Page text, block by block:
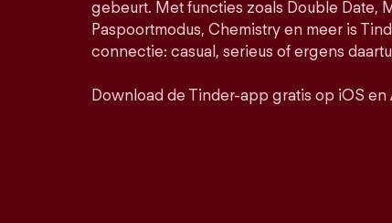
gebeurt. Met functies zoals Double Date,
Paspoortmodus, Chemistry en meer is
connectie: casual, serieus of ergens
Download de Tinder-app gratis op iOS en